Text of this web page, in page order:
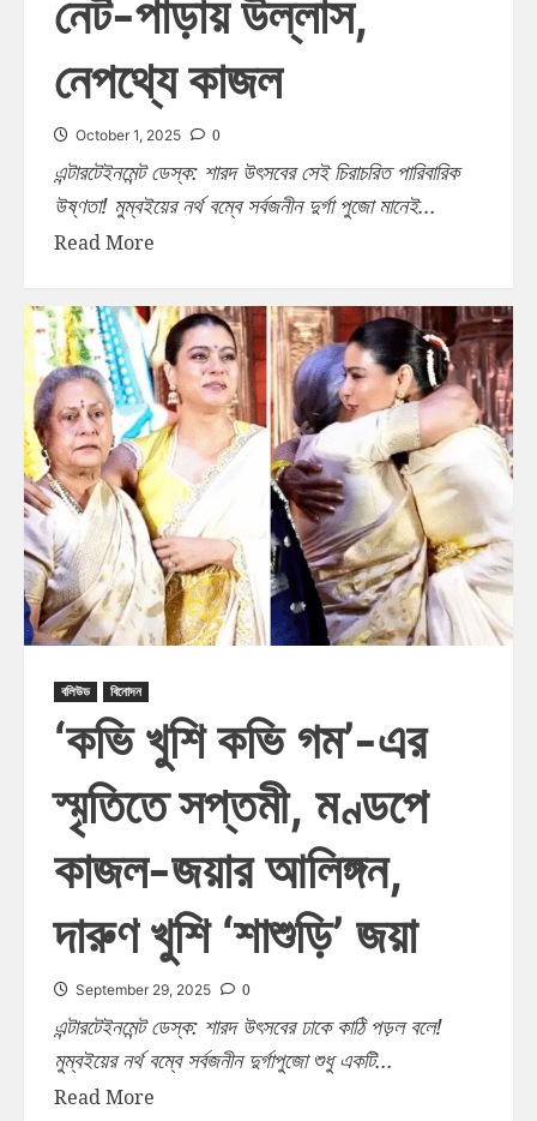
নেট-পাড়ায় উল্লাস,
নেপথ্যে কাজল
October 1, 2025 0
এন্টারটেইনমেন্ট ডেস্ক: শারদ উৎসবের সেই চিরাচরিত পারিবারিক
উষ্ণতা! মুম্বইয়ের নর্থ বম্বে সর্বজনীন দুর্গা পুজো মানেই...
Read More
বলিউড বিনোদন
‘কভি খুশি কভি গম’-এর
স্মৃতিতে সপ্তমী, মণ্ডপে
কাজল-জয়ার আলিঙ্গন,
দারুণ খুশি ‘শাশুড়ি’ জয়া
September 29, 2025 0
এন্টারটেইনমেন্ট ডেস্ক: শারদ উৎসবের ঢাকে কাঠি পড়ল বলে!
মুম্বইয়ের নর্থ বম্বে সর্বজনীন দুর্গাপুজো শুধু একটি...
Read More